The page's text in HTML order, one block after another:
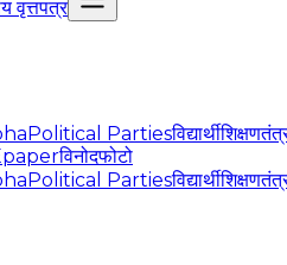
वृत्तपत्र
Political Partiesविद्यार्थीशिक्षण
विनोदफोटो
Political Partiesविद्यार्थीशिक्षण